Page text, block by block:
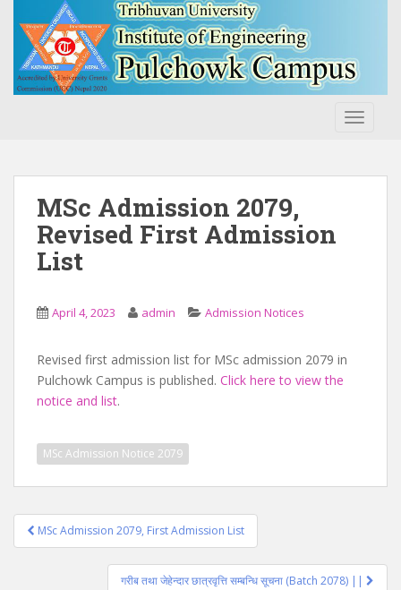
MSc Admission 2079,
Revised First Admission
List
April 4, 2023 admin Admission Notices
Revised first admission list for MSc admission 2079 in
Pulchowk Campus is published. Click here to view the
notice and list.
MSc Admission Notice 2079
Post
navigation
MSc Admission 2079, First Admission List
गरीब तथा जेहेन्दार छात्रवृत्ति सम्बन्धि सूचना (Batch 2078) ||